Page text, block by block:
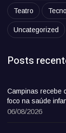
Teatro
Uncategorized
Posts
Campinas recebe
foco na saúde
06/08/2026